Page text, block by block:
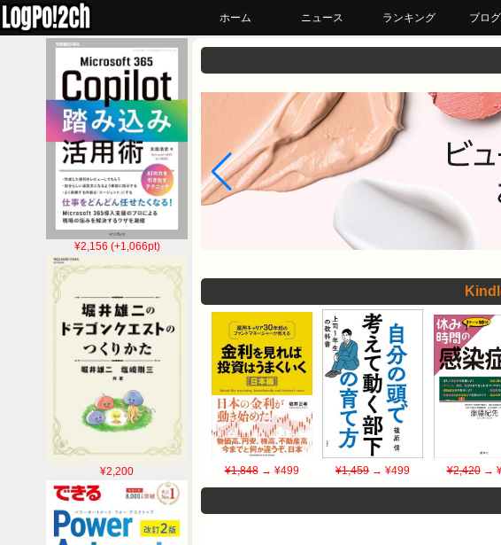
ホーム ニュース ランキング ブロ
¥2,156 (+1,066pt)
¥2,200 ¥1,848→ ¥499 ¥1,459 → ¥499 ¥2,420→